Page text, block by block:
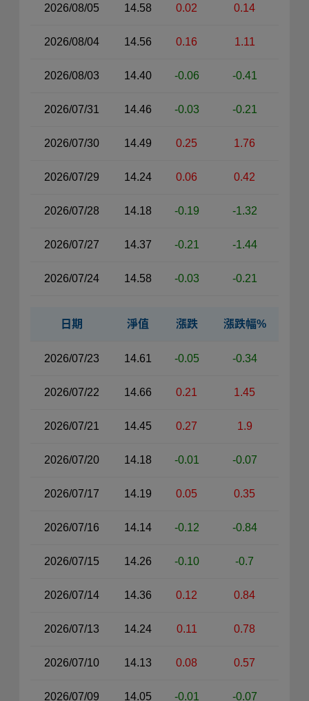
2026/08/05 14.58 0.02 0.14
2026/08/04 14.56 0.16 1.11
2026/08/03 14.40 -0.06 -0.41
2026/07/31 14.46 -0.03 -0.21
2026/07/30 14.49 0.25 1.76
2026/07/29 14.24 0.06 0.42
2026/07/28 14.18 -0.19 -1.32
2026/07/27 14.37 -0.21 -1.44
2026/07/24 14.58 -0.03 -0.21
日期 淨值 漲跌 漲跌幅%
2026/07/23 14.61 -0.05 -0.34
2026/07/22 14.66 0.21 1.45
2026/07/21 14.45 0.27 1.9
2026/07/20 14.18 -0.01 -0.07
2026/07/17 14.19 0.05 0.35
2026/07/16 14.14 -0.12 -0.84
2026/07/15 14.26 -0.10 -0.7
2026/07/14 14.36 0.12 0.84
2026/07/13 14.24 0.11 0.78
2026/07/10 14.13 0.08 0.57
2026/07/09 14.05 -0.01 -0.07